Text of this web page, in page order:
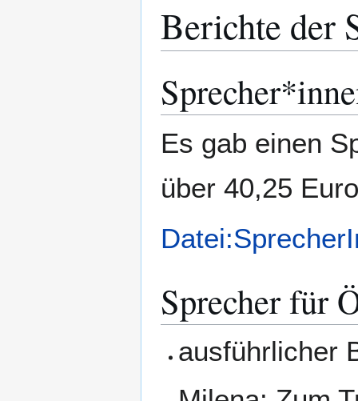
Berichte der
Es gab einen
über 40,25
Sprecher für
ausführlicher